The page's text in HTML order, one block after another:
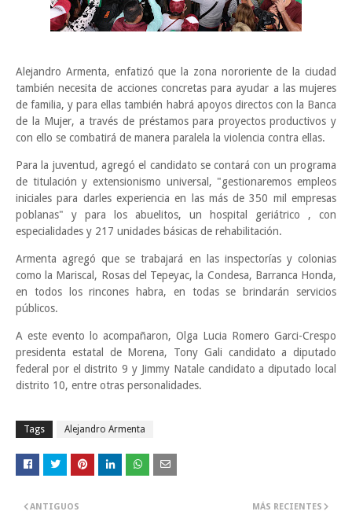
Alejandro Armenta, enfatizó que la zona nororiente de la ciudad
también necesita de acciones concretas para ayudar a las mujeres
de familia, y para ellas también habrá apoyos directos con la Banca
de la Mujer, a través de préstamos para proyectos productivos y
con ello se combatirá de manera paralela la violencia contra ellas.
Para la juventud, agregó el candidato se contará con un programa
de titulación y extensionismo universal, "gestionaremos empleos
iniciales para darles experiencia en las más de 350 mil empresas
poblanas" y para los abuelitos, un hospital geriátrico , con
especialidades y 217 unidades básicas de rehabilitación.
Armenta agregó que se trabajará en las inspectorías y colonias
como la Mariscal, Rosas del Tepeyac, la Condesa, Barranca Honda,
en todos los rincones habra, en todas se brindarán servicios
públicos.
A este evento lo acompañaron, Olga Lucia Romero Garci-Crespo
presidenta estatal de Morena, Tony Gali candidato a diputado
federal por el distrito 9 y Jimmy Natale candidato a diputado local
distrito 10, entre otras personalidades.
Tags Alejandro Armenta
MÁS RECIENTES
ANTIGUOS